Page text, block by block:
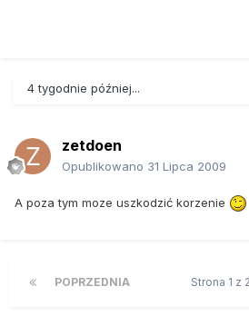
4 tygodnie później...
zetdoen
Opublikowano 31 Lipca 2009
A poza tym moze uszkodzić korzenie
POPRZEDNIA Strona 1 z 2